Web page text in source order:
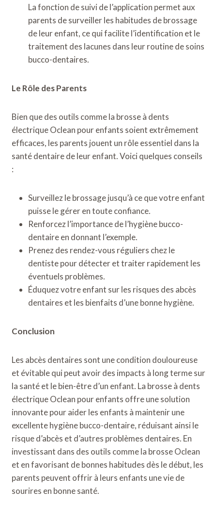
La fonction de suivi de l’application permet aux
parents de surveiller les habitudes de brossage
de leur enfant, ce qui facilite l’identification et le
traitement des lacunes dans leur routine de soins
bucco-dentaires.
Le Rôle des Parents
Bien que des outils comme la brosse à dents
électrique Oclean pour enfants soient extrêmement
efficaces, les parents jouent un rôle essentiel dans la
santé dentaire de leur enfant. Voici quelques conseils
:
Surveillez le brossage jusqu’à ce que votre enfant
puisse le gérer en toute confiance.
Renforcez l’importance de l’hygiène bucco-
dentaire en donnant l’exemple.
Prenez des rendez-vous réguliers chez le
dentiste pour détecter et traiter rapidement les
éventuels problèmes.
Éduquez votre enfant sur les risques des abcès
dentaires et les bienfaits d’une bonne hygiène.
Conclusion
Les abcès dentaires sont une condition douloureuse
et évitable qui peut avoir des impacts à long terme sur
la santé et le bien-être d’un enfant. La brosse à dents
électrique Oclean pour enfants offre une solution
innovante pour aider les enfants à maintenir une
excellente hygiène bucco-dentaire, réduisant ainsi le
risque d’abcès et d’autres problèmes dentaires. En
investissant dans des outils comme la brosse Oclean
et en favorisant de bonnes habitudes dès le début, les
parents peuvent offrir à leurs enfants une vie de
sourires en bonne santé.